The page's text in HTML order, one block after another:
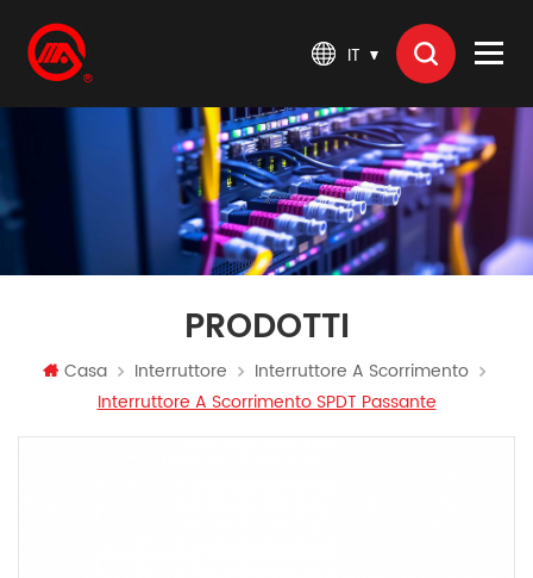
IT
PRODOTTI
Casa Interruttore
Interruttore A Scorrimento
Interruttore A Scorrimento SPDT Passante